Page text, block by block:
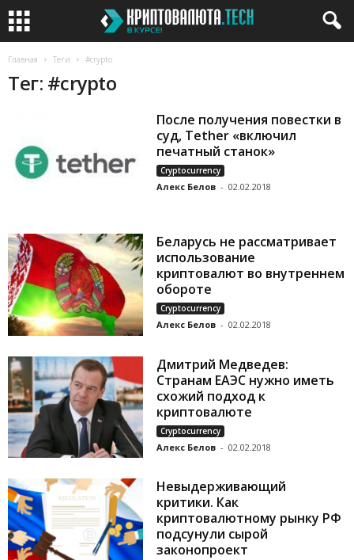
Главная Теги #crypto
Тег: #crypto
После получения повестки в
суд, Tether «включил
печатный станок»
Cryptocurrency
Алекс Белов - 02.02.2018
Беларусь не рассматривает
использование
криптовалют во внутреннем
обороте
Cryptocurrency
Алекс Белов - 02.02.2018
Дмитрий Медведев:
Странам ЕАЭС нужно иметь
схожий подход к
криптовалюте
Cryptocurrency
Алекс Белов - 02.02.2018
Невыдерживающий
критики. Как
криптовалютному рынку РФ
подсунули сырой
законопроект